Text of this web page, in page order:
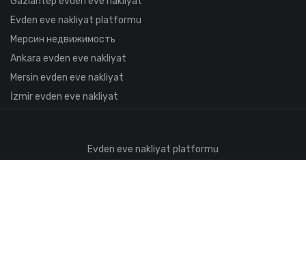
Evden eve nakliyat platformu
Мерсин недвижимость
Ankara evden eve nakliyat
Mersin evden eve nakliyat
İzmir evden eve nakliyat
Evden eve nakliyat platformu